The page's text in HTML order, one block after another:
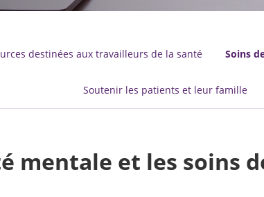
destinées aux travailleurs de la santé Soins
Soutenir les patients et leur famille
mentale et les soins